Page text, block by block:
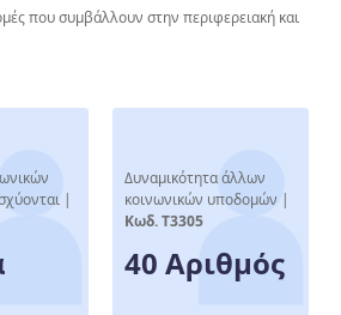
που συμβάλλουν στην περιφερειακή και
|
Δυναμικότητα άλλων
κοινωνικών υποδομών |
Κωδ. T3305
40 Αριθμός